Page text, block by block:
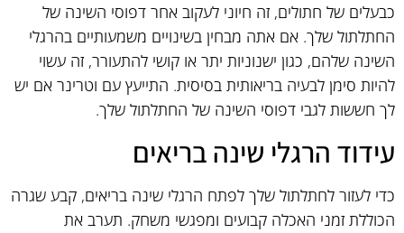
כבעלים של חתולים, זה חיוני לעקוב אחר דפוסי השינה של
החתלתול שלך. אם אתה מבחין בשינויים משמעותיים בהרגלי
השינה שלהם, כגון ישנוניות יתר או קושי להתעורר, זה עשוי
להיות סימן לבעיה בריאותית בסיסית. התייעץ עם וטרינר אם יש
לך חששות לגבי דפוסי השינה של החתלתול שלך.
עידוד הרגלי שינה בריאים
כדי לעזור לחתלתול שלך לפתח הרגלי שינה בריאים, קבע שגרה
הכוללת זמני האכלה קבועים ומפגשי משחק. תערב את